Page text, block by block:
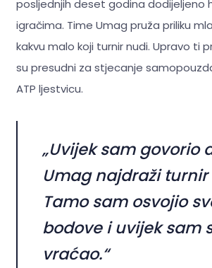
posljednjih deset godina dodijeljeno
igračima. Time Umag pruža priliku
kakvu malo koji turnir nudi. Upravo ti
su presudni za stjecanje
ATP ljestvicu.
„Uvijek sam govorio
Umag najdraži turnir
Tamo sam osvojio
bodove i uvijek sam
vraćao.“